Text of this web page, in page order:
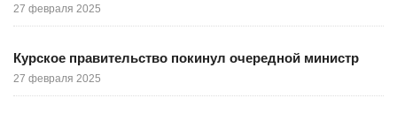
27 февраля 2025
Курское правительство покинул очередной министр
27 февраля 2025